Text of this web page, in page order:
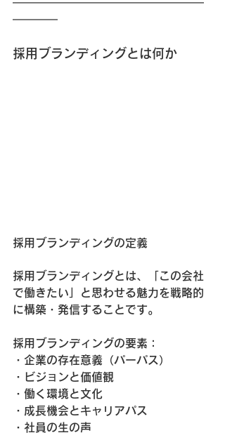
━━━━━━━━━━━━━━━━━
━━━━
採用ブランディングとは何か
採用ブランディングの定義
採用ブランディングとは、「この会社
で働きたい」と思わせる魅力を戦略的
に構築・発信することです。
採用ブランディングの要素：
・企業の存在意義（パーパス）
・ビジョンと価値観
・働く環境と文化
・成長機会とキャリアパス
・社員の生の声